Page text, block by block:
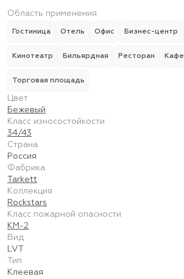
Область применения
Гостиница Отель Офис Бизнес-центр
Кинотеатр Бильярдная Ресторан Кафе
Торговая площадь
Цвет
Бежевый
Класс износостойкости
34/43
Страна
Россия
Фабрика
Tarkett
Коллекция
Rockstars
Класс пожарной опасности
КМ-2
Вид
LVT
Тип
Клеевая